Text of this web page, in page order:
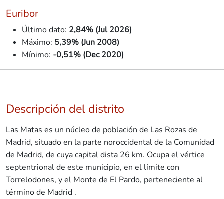
Euribor
Último dato: 2,84% (Jul 2026)
Máximo: 5,39% (Jun 2008)
Mínimo: -0,51% (Dec 2020)
Descripción del distrito
Las Matas es un núcleo de población de Las Rozas de
Madrid, situado en la parte noroccidental de la Comunidad
de Madrid, de cuya capital dista 26 km. Ocupa el vértice
septentrional de este municipio, en el límite con
Torrelodones, y el Monte de El Pardo, perteneciente al
término de Madrid .
👋 Hola, soy A.V.I., el asistente virtual de
Idilico Realty.